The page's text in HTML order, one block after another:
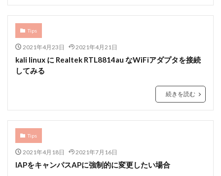
Tips
2021年4月23日 2021年4月21日
kali linux に Realtek RTL8814au なWiFiアダプタを接続
してみる
続きを読む
Tips
2021年4月18日 2021年7月16日
IAPをキャンパスAPに強制的に変更したい場合